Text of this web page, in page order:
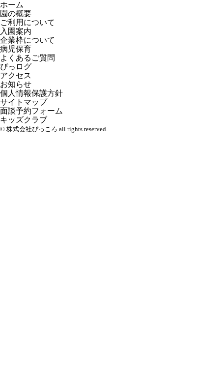
ホーム
園の概要
ご利用について
入園案内
企業枠について
病児保育
よくあるご質問
ぴっログ
アクセス
お知らせ
個人情報保護方針
サイトマップ
面談予約フォーム
キッズクラブ
© 株式会社ぴっころ all rights reserved.